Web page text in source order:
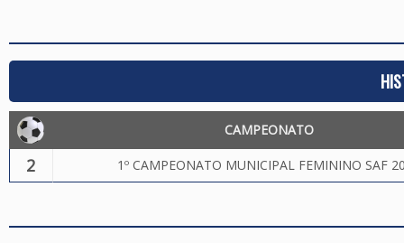
CAMPEONATO
2 1º CAMPEONATO MUNICIPAL FEMININO SAF